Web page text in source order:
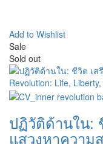
Add to Wishlist
Sale
Sold out
ปฏิวัติด้านใน:
แสวงหาความ